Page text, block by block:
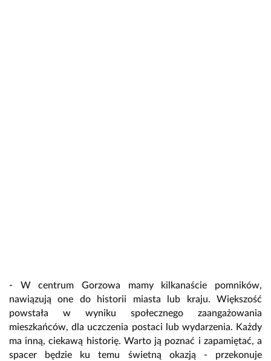
- W centrum Gorzowa mamy kilkanaście pomników,
nawiązują one do historii miasta lub kraju. Większość
powstała w wyniku społecznego zaangażowania
mieszkańców, dla uczczenia postaci lub wydarzenia. Każdy
ma inną, ciekawą historię. Warto ją poznać i zapamiętać, a
spacer będzie ku temu świetną okazją - przekonuje